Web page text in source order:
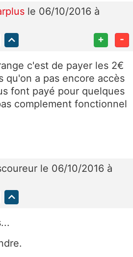
le 06/10/2016 à
+ -
c'est de payer les 2€
qu'on a pas encore accès
font payé pour quelques
complement fonctionnel
le 06/10/2016 à